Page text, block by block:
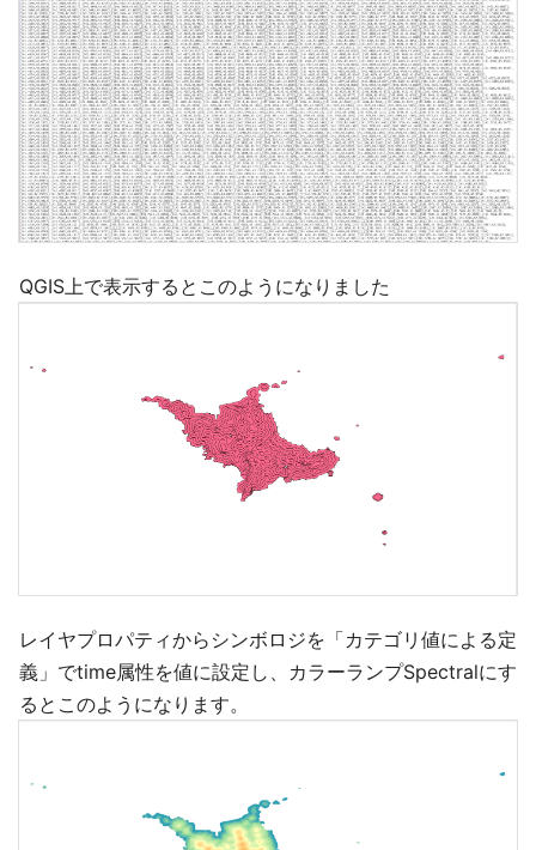
QGIS上で表示するとこのようになりました
レイヤプロパティからシンボロジを「カテゴリ値による定
義」でtime属性を値に設定し、カラーランプSpectralにす
るとこのようになります。